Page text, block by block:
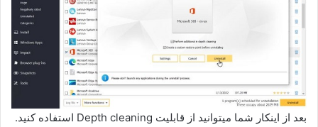
بعد از اینکار شما میتوانید از قابلیت Depth cleaning استفاده کنید.